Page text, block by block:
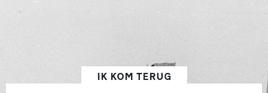
IK KOM TERUG